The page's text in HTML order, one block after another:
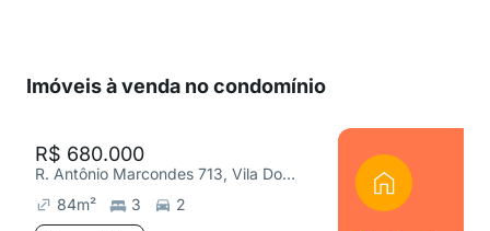
Imóveis à venda no condomínio
R$ 680.000
R. Antônio Marcondes 713, Vila Dom Pedro I
84m² 3
2